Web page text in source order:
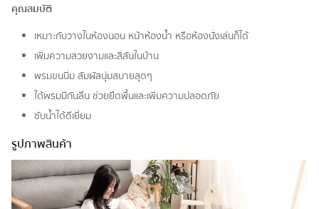
คุณสมบัติ
เหมาะกับวางในห้องนอน หน้าห้องน้ำ หรือห้องนั่งเล่นก็ได้
เพิ่มความสวยงามและสีสันในบ้าน
พรมขนนิ่ม สัมผัสนุ่มสบายสุดๆ
ใต้พรมมีกันลื่น ช่วยยึดพื้นและเพิ่มความปลอดภัย
ซับน้ำได้ดีเยี่ยม
รูปภาพสินค้า